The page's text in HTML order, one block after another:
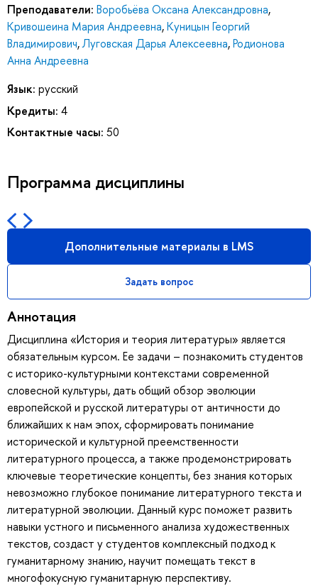
Преподаватели: Воробьёва Оксана Александровна,
Кривошеина Мария Андреевна,Куницын Георгий
Владимирович,Луговская Дарья Алексеевна,Родионова
Анна Андреевна
Язык: русский
Кредиты: 4
Контактные часы: 50
Программа дисциплины
Дополнительные материалы в LMS
Задать вопрос
Аннотация
Дисциплина «История и теория литературы» является
обязательным курсом. Ее задачи – познакомить студентов
с историко-культурными контекстами современной
словесной культуры, дать общий обзор эволюции
европейской и русской литературы от античности до
ближайших к нам эпох, сформировать понимание
исторической и культурной преемственности
литературного процесса, а также продемонстрировать
ключевые теоретические концепты, без знания которых
невозможно глубокое понимание литературного текста и
литературной эволюции. Данный курс поможет развить
навыки устного и письменного анализа художественных
текстов, создаст у студентов комплексный подход к
гуманитарному знанию, научит помещать текст в
многофокусную гуманитарную перспективу.